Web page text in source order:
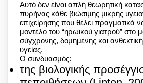
Αυτό δεν είναι απλή θεωρητική
πυρήνας κάθε βιώσιμης μικρής
επιχείρησης που θέλει πραγματικά
μοντέλο του “ηρωικού γιατρού” στο
σύγχρονης, δομημένης και
υγείας.
Ο συνδυασμός:
της βιολογικής